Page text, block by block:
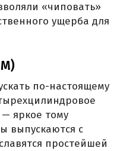
«чиповать»
ущерба для
по-настоящему
— яркое тому
выпускаются с
простейшей